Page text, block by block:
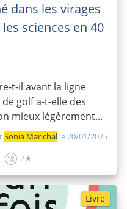
dans les virages
sciences en 40
t-il avant la ligne
golf a-t-elle des
mieux légèrement...
Sonia Marichal le 20/01/2025
18 2★
Livre